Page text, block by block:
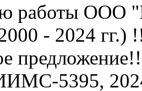
работы ООО
- 2024 гг.)
5395,